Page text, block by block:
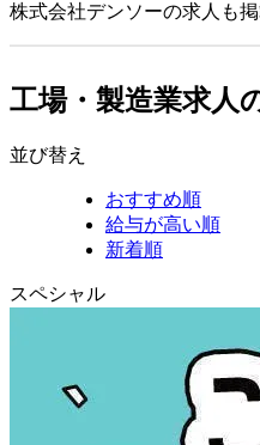
株式会社デンソーの求人も
工場・製造業求人
並び替え
おすすめ順
給与が高い順
新着順
スペシャル